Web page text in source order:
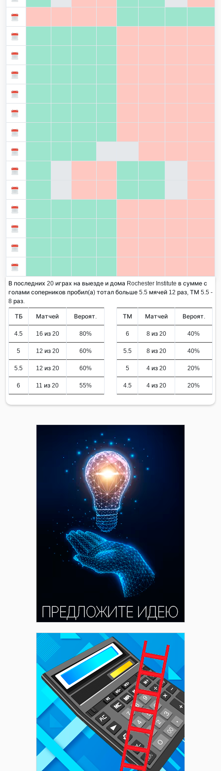
В последних 20 играх на выезде и дома Rochester Institute в сумме с
голами соперников пробил(а) тотал больше 5.5 мячей 12 раз, ТМ 5.5 -
8 раз.
ТБ Матчей Вероят.
4.5 16 из 20 80%
5 12 из 20 60%
5.5 12 из 20 60%
6 11 из 20 55%
ТМ Матчей Вероят.
6 8 из 20 40%
5.5 8 из 20 40%
5 4 из 20 20%
4.5 4 из 20 20%